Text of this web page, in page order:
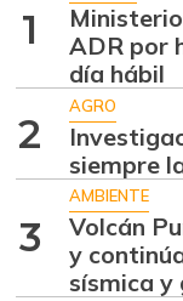
07/25/2026
07/25/2026
Alas de
07/25/2026
1
ADR por
día hábil
2
AGRO
siempre
3
AMBIENTE
Volcán
y
sísmica y